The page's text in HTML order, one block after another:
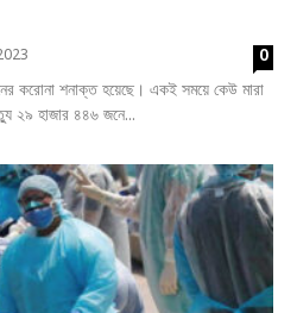
0
করোনা শনাক্ত হয়েছে। একই সময়ে কেউ মারা
২৯ হাজার ৪৪৬ জনে...